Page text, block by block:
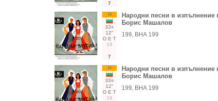
7
Н
33○
12"
О Е Т
19
7
Народни песни в
Борис Машалов
199, ВНА 199
Н
33○
12"
О Е Т
19
Народни песни в
Борис Машалов
199, ВНА 199